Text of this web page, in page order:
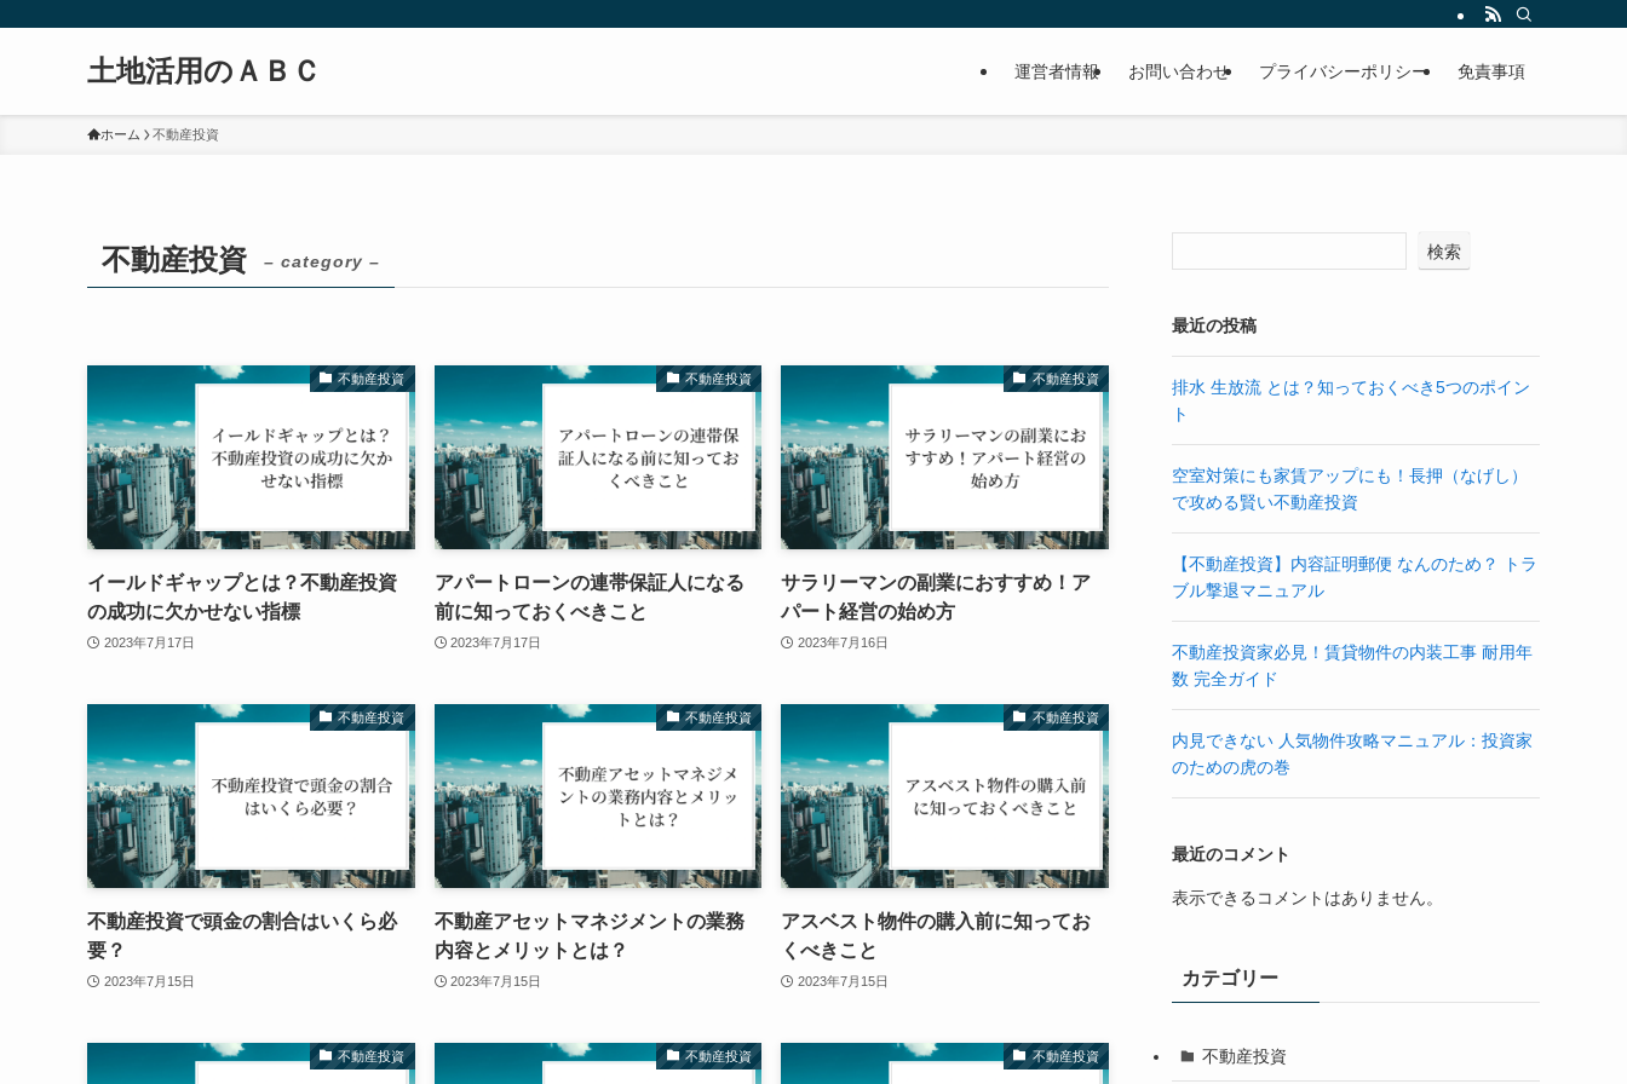
土地活用のＡＢＣ 運営者情報 お問い合わせ プライバシーポリシー 免責事項
ホーム 不動産投資
不動産投資 – category –
不動産投資
イールドギャップとは？不動産投資
の成功に欠かせない指標
2023年7月17日
不動産投資
アパートローンの連帯保証人になる
前に知っておくべきこと
2023年7月17日
不動産投資
サラリーマンの副業におすすめ！ア
パート経営の始め方
2023年7月16日
不動産投資
不動産投資で頭金の割合はいくら必
要？
2023年7月15日
不動産投資
不動産アセットマネジメントの業務
内容とメリットとは？
2023年7月15日
不動産投資
アスベスト物件の購入前に知ってお
くべきこと
2023年7月15日
不動産投資 不動産投資 不動産投資
検索
最近の投稿
排水 生放流 とは？知っておくべき5つのポイン
ト
空室対策にも家賃アップにも！長押（なげし）
で攻める賢い不動産投資
【不動産投資】内容証明郵便 なんのため？ トラ
ブル撃退マニュアル
不動産投資家必見！賃貸物件の内装工事 耐用年
数 完全ガイド
内見できない 人気物件攻略マニュアル：投資家
のための虎の巻
最近のコメント
表示できるコメントはありません。
カテゴリー
不動産投資